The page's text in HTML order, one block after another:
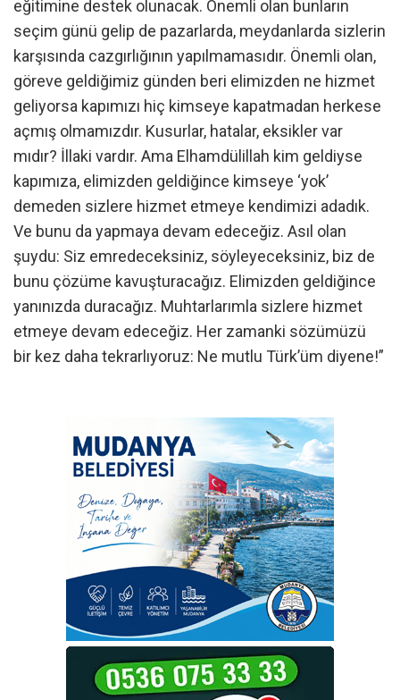
eğitimine destek olunacak. Önemli olan bunların
seçim günü gelip de pazarlarda, meydanlarda sizlerin
karşısında cazgırlığının yapılmamasıdır. Önemli olan,
göreve geldiğimiz günden beri elimizden ne hizmet
geliyorsa kapımızı hiç kimseye kapatmadan herkese
açmış olmamızdır. Kusurlar, hatalar, eksikler var
mıdır? İllaki vardır. Ama Elhamdülillah kim geldiyse
kapımıza, elimizden geldiğince kimseye ‘yok’
demeden sizlere hizmet etmeye kendimizi adadık.
Ve bunu da yapmaya devam edeceğiz. Asıl olan
şuydu: Siz emredeceksiniz, söyleyeceksiniz, biz de
bunu çözüme kavuşturacağız. Elimizden geldiğince
yanınızda duracağız. Muhtarlarımla sizlere hizmet
etmeye devam edeceğiz. Her zamanki sözümüzü
bir kez daha tekrarlıyoruz: Ne mutlu Türk’üm diyene!”